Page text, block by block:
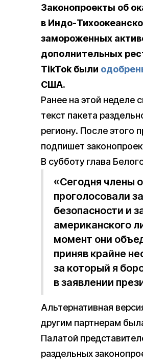
Законопроекты об
в Индо-
замороженных
дополнительных
TikTok были
США.
Ранее на этой неделе
текст пакета
региону. После этого
подпишет
В субботу глава
«Сегодня члены
проголосовали
безопасности и
американского
момент они
приняв крайне
за который я
в заявлении
Альтернативная
другим партнерам
Палатой
раздельных